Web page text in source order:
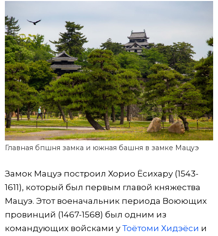
Главная бпшня замка и южная башня в замке Мацуэ
Замок Мацуэ построил Хорио Ёсихару (1543-
1611), который был первым главой княжества
Мацуэ. Этот военачальник периода Воюющих
провинций (1467-1568) был одним из
командующих войсками уТоётоми Хидэёси и